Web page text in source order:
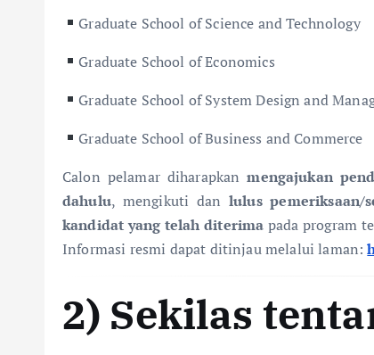
Graduate School of Science and Technology
Graduate School of Economics
Graduate School of System Design and
Graduate School of Business and Commerce
Calon pelamar diharapkanmengajukan
dahulu, mengikuti dan lulus pemeriksaan/
kandidat yang telah diterima pada program
Informasi resmi dapat ditinjau melalui laman:
2) Sekilas